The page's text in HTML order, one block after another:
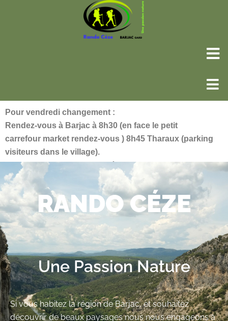
Pour vendredi changement :
Rendez-vous à Barjac à 8h30 (en face le petit
carrefour market rendez-vous ) 8h45 Tharaux (parking
visiteurs dans le village).
Le circuit sera plus ombragé ( voir photos)
RANDO CÉZE
Une Passion Nature
Si vous habitez la région de Barjac, et souhaitez
découvrir de beaux paysages nous nous engageons à